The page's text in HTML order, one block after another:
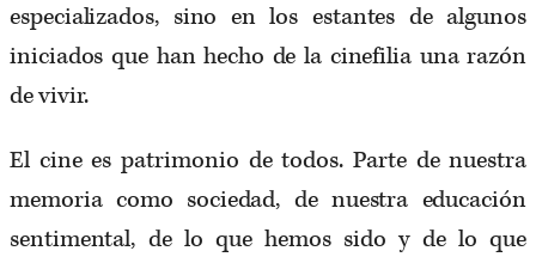
especializados, sino en los estantes de algunos
iniciados que han hecho de la cinefilia una razón
de vivir.
El cine es patrimonio de todos. Parte de nuestra
memoria como sociedad, de nuestra educación
sentimental, de lo que hemos sido y de lo que